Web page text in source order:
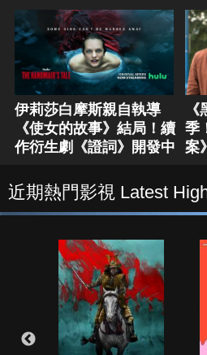
伊莉莎白摩斯親自執導
《使女的故事》結局！續
作衍生劇《證詞》開發中
季
案
近期熱門影視 Latest